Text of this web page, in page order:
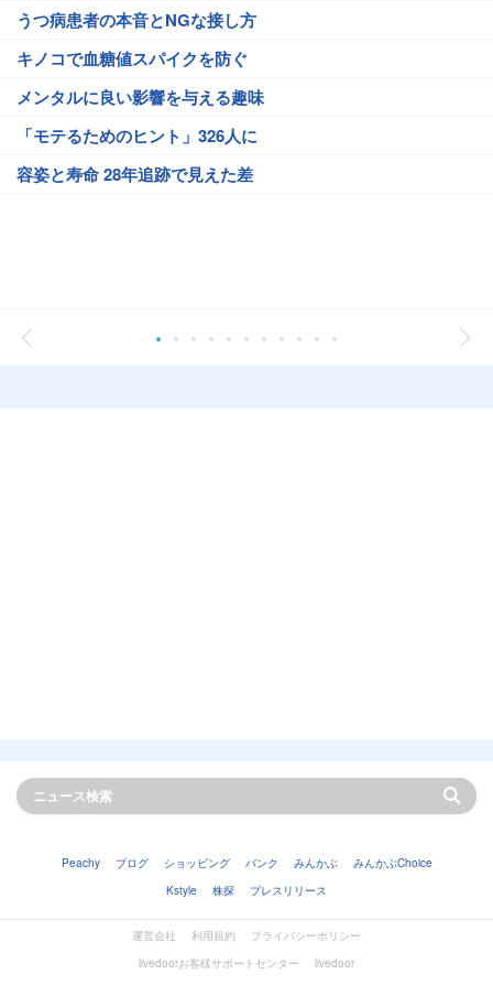
うつ病患者の本音とNGな接し方
キノコで血糖値スパイクを防ぐ
メンタルに良い影響を与える趣味
「モテるためのヒント」326人に
容姿と寿命 28年追跡で見えた差
Peachy ブログ ショッピング バンク みんかぶ
みんかぶChoice
Kstyle
株探 プレスリリース
運営会社 利用規約
プライバシーポリシー
livedoorお客様サポートセンター
livedoor